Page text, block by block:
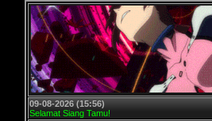
09-08-2026 (15:56)
Selamat Siang Tamu!